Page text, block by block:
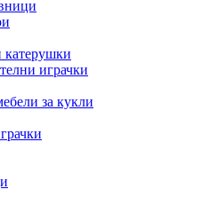
катерушки
играчки
за кукли